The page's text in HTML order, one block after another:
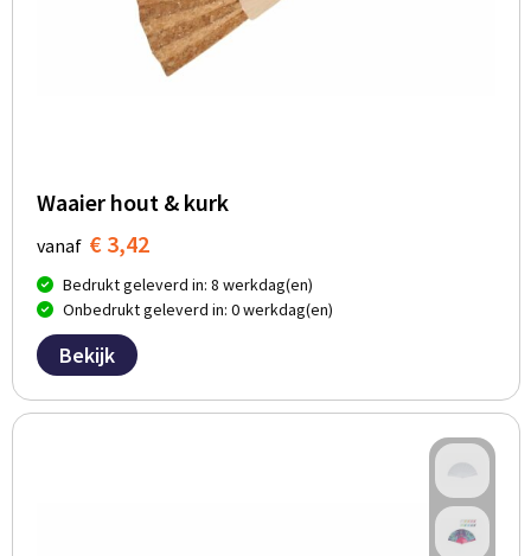
Waaier hout & kurk
vanaf € 3,42
Bedrukt geleverd in: 8 werkdag(en)
Onbedrukt geleverd in: 0 werkdag(en)
Bekijk